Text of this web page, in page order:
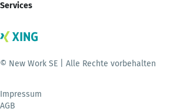
Services
© New Work SE | Alle Rechte vorbehalten
Impressum
AGB